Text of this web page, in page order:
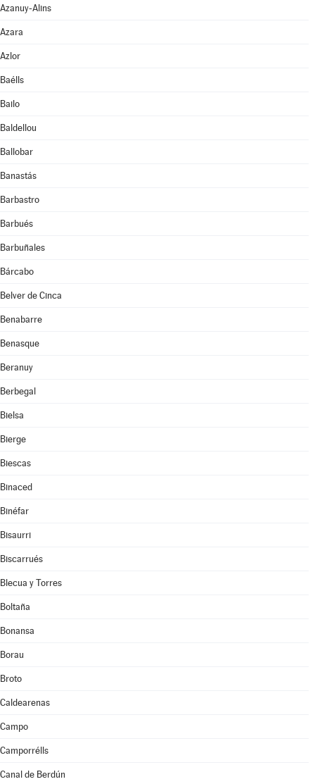
Azanuy-Alins
Azara
Azlor
Baélls
Bailo
Baldellou
Ballobar
Banastás
Barbastro
Barbués
Barbuñales
Bárcabo
Belver de Cinca
Benabarre
Benasque
Beranuy
Berbegal
Bielsa
Bierge
Biescas
Binaced
Binéfar
Bisaurri
Biscarrués
Blecua y Torres
Boltaña
Bonansa
Borau
Broto
Caldearenas
Campo
Camporrélls
Canal de Berdún